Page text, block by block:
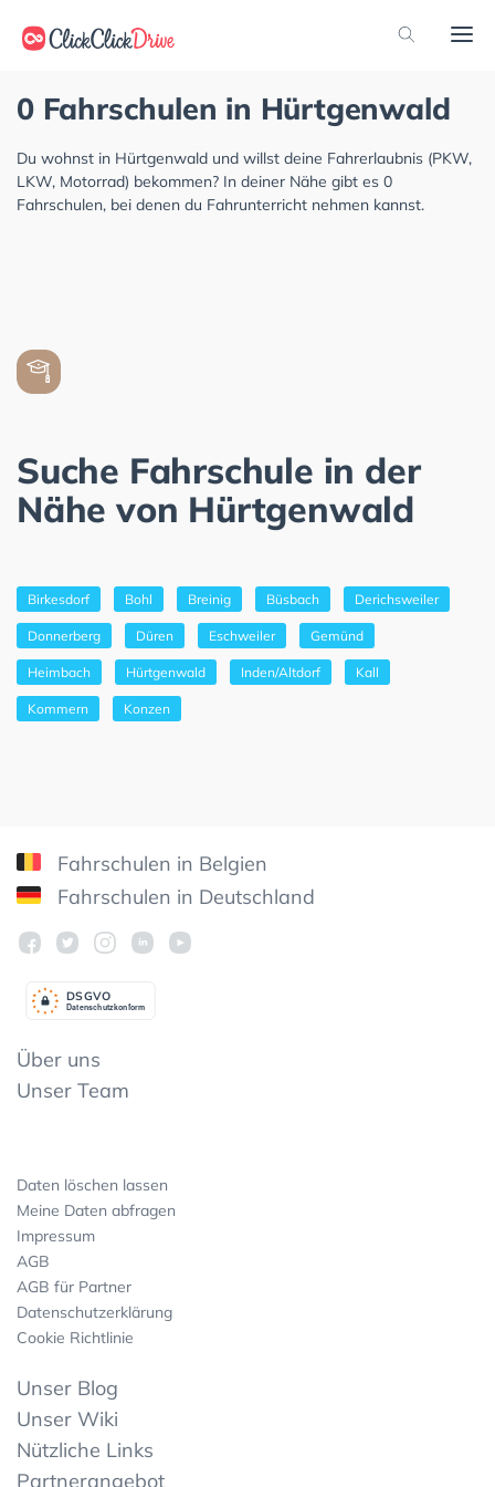
0 Fahrschulen in Hürtgenwald
Du wohnst in Hürtgenwald und willst deine Fahrerlaubnis (PKW,
LKW, Motorrad) bekommen? In deiner Nähe gibt es 0
Fahrschulen, bei denen du Fahrunterricht nehmen kannst.
Suche Fahrschule in der
Nähe von Hürtgenwald
Birkesdorf Bohl Breinig Büsbach Derichsweiler
Donnerberg Düren Eschweiler Gemünd
Heimbach Hürtgenwald Inden/Altdorf Kall
Kommern Konzen
Fahrschulen in Belgien
Fahrschulen in Deutschland
Datenschutzkonform
DSGVO
Über uns
Unser Team
Daten löschen lassen
Meine Daten abfragen
Impressum
AGB
AGB für Partner
Datenschutzerklärung
Cookie Richtlinie
Unser Blog
Unser Wiki
Nützliche Links
Partnerangebot